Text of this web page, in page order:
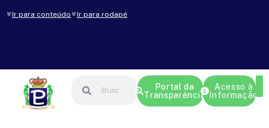
Ir para conteúdo Ir para rodapé
Portal da
Transparência
Acesso à
Informação